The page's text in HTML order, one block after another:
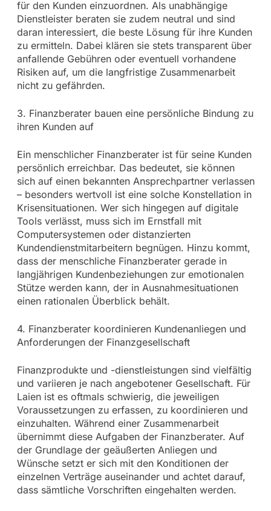
für den Kunden einzuordnen. Als unabhängige
Dienstleister beraten sie zudem neutral und sind
daran interessiert, die beste Lösung für ihre Kunden
zu ermitteln. Dabei klären sie stets transparent über
anfallende Gebühren oder eventuell vorhandene
Risiken auf, um die langfristige Zusammenarbeit
nicht zu gefährden.
3. Finanzberater bauen eine persönliche Bindung zu
ihren Kunden auf
Ein menschlicher Finanzberater ist für seine Kunden
persönlich erreichbar. Das bedeutet, sie können
sich auf einen bekannten Ansprechpartner verlassen
– besonders wertvoll ist eine solche Konstellation in
Krisensituationen. Wer sich hingegen auf digitale
Tools verlässt, muss sich im Ernstfall mit
Computersystemen oder distanzierten
Kundendienstmitarbeitern begnügen. Hinzu kommt,
dass der menschliche Finanzberater gerade in
langjährigen Kundenbeziehungen zur emotionalen
Stütze werden kann, der in Ausnahmesituationen
einen rationalen Überblick behält.
4. Finanzberater koordinieren Kundenanliegen und
Anforderungen der Finanzgesellschaft
Finanzprodukte und -dienstleistungen sind vielfältig
und variieren je nach angebotener Gesellschaft. Für
Laien ist es oftmals schwierig, die jeweiligen
Voraussetzungen zu erfassen, zu koordinieren und
einzuhalten. Während einer Zusammenarbeit
übernimmt diese Aufgaben der Finanzberater. Auf
der Grundlage der geäußerten Anliegen und
Wünsche setzt er sich mit den Konditionen der
einzelnen Verträge auseinander und achtet darauf,
dass sämtliche Vorschriften eingehalten werden.